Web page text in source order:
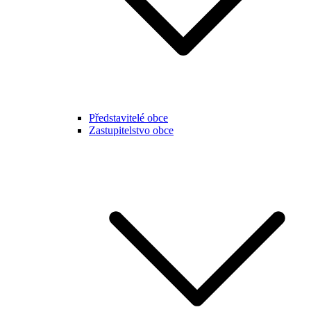
Představitelé obce
Zastupitelstvo obce